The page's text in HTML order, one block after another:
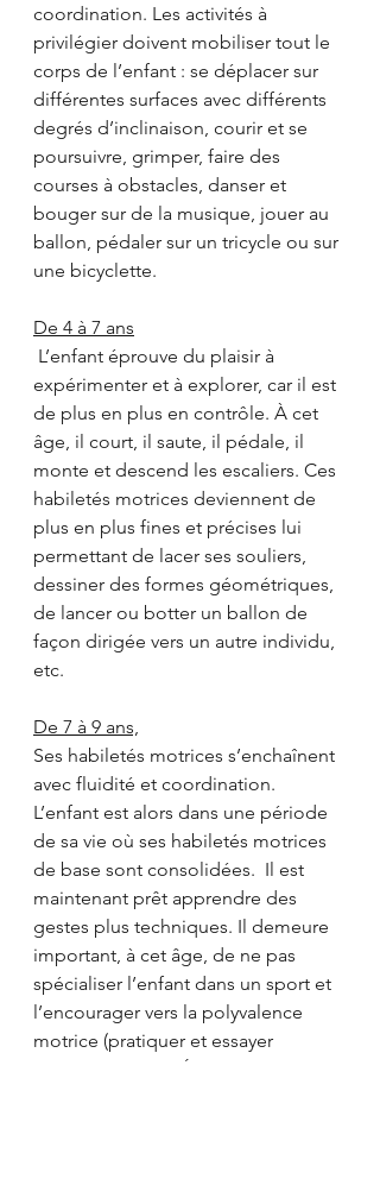
coordination. Les activités à
privilégier doivent mobiliser tout le
corps de l’enfant : se déplacer sur
différentes surfaces avec différents
degrés d’inclinaison, courir et se
poursuivre, grimper, faire des
courses à obstacles, danser et
bouger sur de la musique, jouer au
ballon, pédaler sur un tricycle ou sur
une bicyclette.
De 4 à 7 ans
expérimenter et à explorer, car il est
de plus en plus en contrôle. À cet
âge, il court, il saute, il pédale, il
monte et descend les escaliers. Ces
habiletés motrices deviennent de
plus en plus fines et précises lui
permettant de lacer ses souliers,
dessiner des formes géométriques,
de lancer ou botter un ballon de
façon dirigée vers un autre individu,
etc.
De 7 à 9 ans,
Ses habiletés motrices s’enchaînent
avec fluidité et coordination.
L’enfant est alors dans une période
de sa vie où ses habiletés motrices
de base sont consolidées.  Il est
maintenant prêt apprendre des
gestes plus techniques. Il demeure
important, à cet âge, de ne pas
spécialiser l’enfant dans un sport et
l’encourager vers la polyvalence
motrice (pratiquer et essayer
plusieurs sports.) Éventuellement, ça